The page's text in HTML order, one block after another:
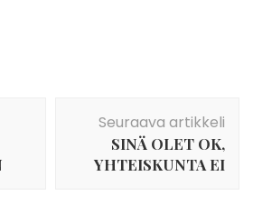
Seuraava artikkeli
SINÄ OLET OK,
YHTEISKUNTA EI